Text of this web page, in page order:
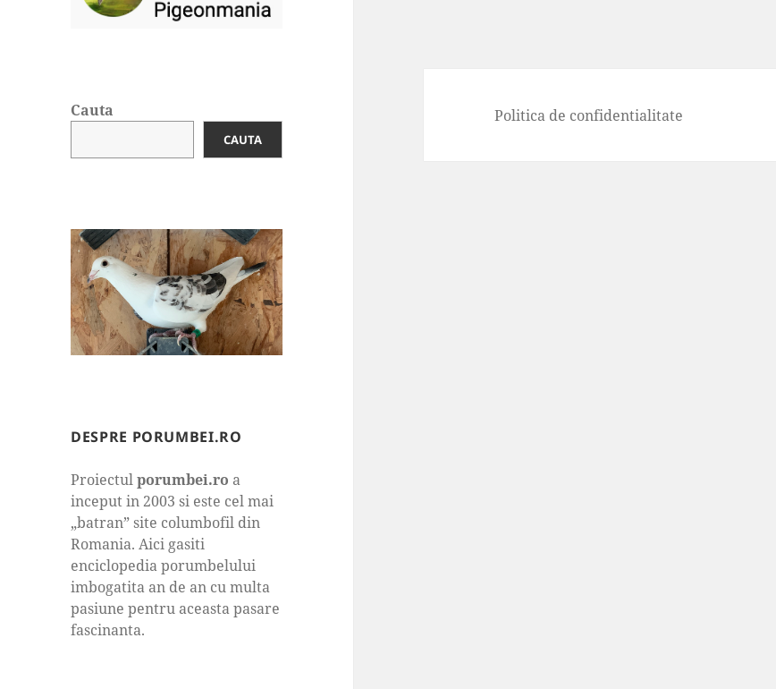
Cauta
CAUTA
DESPRE PORUMBEI.RO
Proiectulporumbei.ro a
inceput in 2003 si este cel mai
„batran” site columbofil din
Romania. Aici gasiti
enciclopedia porumbelului
imbogatita an de an cu multa
pasiune pentru aceasta pasare
fascinanta.
Politica de confidentialitate